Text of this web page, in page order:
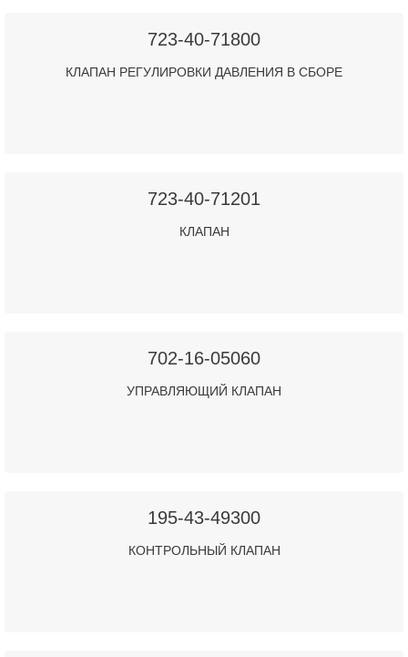
723-40-71800
КЛАПАН РЕГУЛИРОВКИ ДАВЛЕНИЯ В СБОРЕ
723-40-71201
КЛАПАН
702-16-05060
УПРАВЛЯЮЩИЙ КЛАПАН
195-43-49300
КОНТРОЛЬНЫЙ КЛАПАН